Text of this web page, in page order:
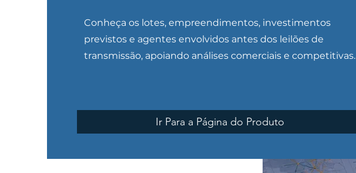
Conheça os lotes, empreendimentos, investimentos
previstos e agentes envolvidos antes dos leilões de
transmissão, apoiando análises comerciais e competitivas.
Ir Para a Página do Produto